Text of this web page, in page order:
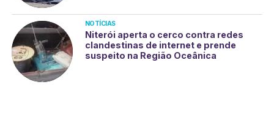
NOTÍCIAS
Niterói aperta o cerco contra redes
clandestinas de internet e prende
suspeito na Região Oceânica